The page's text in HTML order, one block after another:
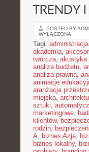
TRENDY
POSTED BY
WYŁĄCZONA
Tagi:
akademia,
twórcza, akustyka
analiza budżetu,
analiza prawna,
animacje
aranżacja
miejska,
sztuki,
marketingowe,
klientów,
rodzin,
A, biznes Azja,
biznes lokalny,